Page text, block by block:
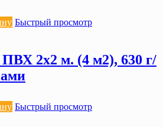
Быстрый просмотр
2х2 м. (4 м2), 630 г/
Быстрый просмотр